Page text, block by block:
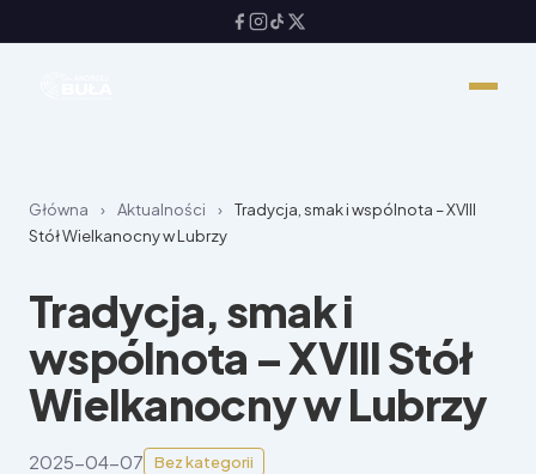
Główna › Aktualności ›
Tradycja, smak i wspólnota – XVIII
Stół Wielkanocny w Lubrzy
Tradycja, smak i
wspólnota – XVIII Stół
Wielkanocny w Lubrzy
2025-04-07 Bez kategorii